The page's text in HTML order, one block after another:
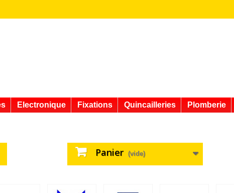
Electronique Fixations Quincailleries Plomberie
Panier (vide)